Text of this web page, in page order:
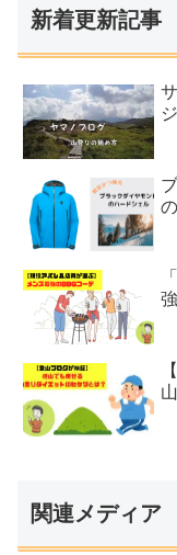
新着更新記事
関連メディア